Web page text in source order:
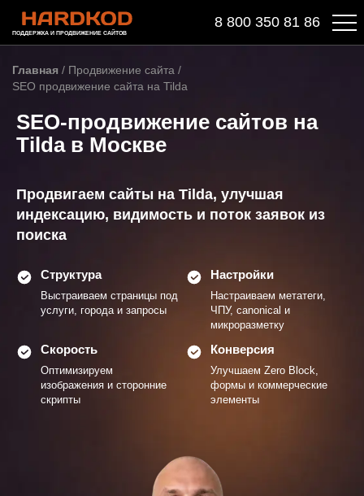
ПОДДЕРЖКА И ПРОДВИЖЕНИЕ САЙТОВ
8 800 350 81 86
Главная / Продвижение сайта /
SEO продвижение сайта на Tilda
SEO-продвижение сайтов на
Tilda в Москве
Продвигаем сайты на Tilda, улучшая
индексацию, видимость и поток заявок из
поиска
Структура
Выстраиваем страницы под
услуги, города и запросы
Настройки
Настраиваем метатеги,
ЧПУ, canonical и
микроразметку
Скорость
Оптимизируем
изображения и сторонние
скрипты
Конверсия
Улучшаем Zero Block,
формы и коммерческие
элементы